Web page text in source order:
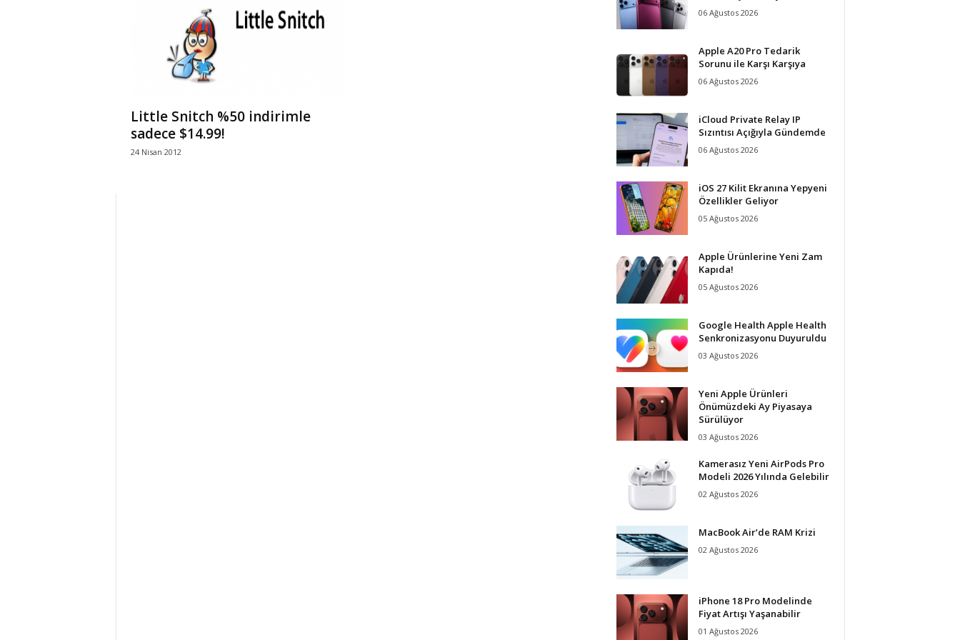
Little Snitch %50 indirimle
sadece $14.99!
24 Nisan 2012
06 Ağustos 2026
Apple A20 Pro Tedarik
Sorunu ile Karşı Karşıya
06 Ağustos 2026
iCloud Private Relay IP
Sızıntısı Açığıyla Gündemde
06 Ağustos 2026
iOS 27 Kilit Ekranına Yepyeni
Özellikler Geliyor
05 Ağustos 2026
Apple Ürünlerine Yeni Zam
Kapıda!
05 Ağustos 2026
Google Health Apple Health
Senkronizasyonu Duyuruldu
03 Ağustos 2026
Yeni Apple Ürünleri
Önümüzdeki Ay Piyasaya
Sürülüyor
03 Ağustos 2026
Kamerasız Yeni AirPods Pro
Modeli 2026 Yılında Gelebilir
02 Ağustos 2026
MacBook Air’de RAM Krizi
02 Ağustos 2026
iPhone 18 Pro Modelinde
Fiyat Artışı Yaşanabilir
01 Ağustos 2026